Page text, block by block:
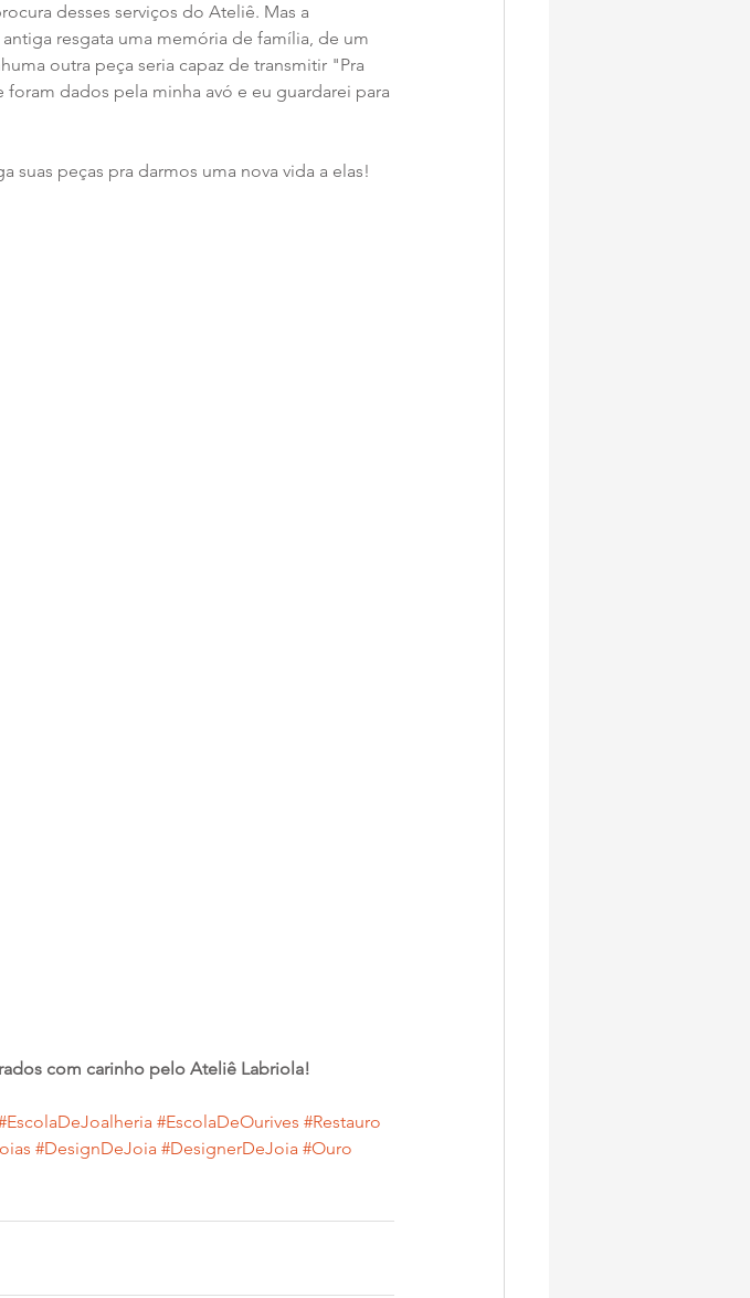
desses serviços do Ateliê. Mas a
resgata uma memória de família, de um
outra peça seria capaz de transmitir "Pra
dados pela minha avó e eu guardarei para
suas peças pra darmos uma nova vida a elas!
com carinho pelo Ateliê Labriola!
#EscolaDeOurives #Restauro
#DesignDeJoia #DesignerDeJoia #Ouro